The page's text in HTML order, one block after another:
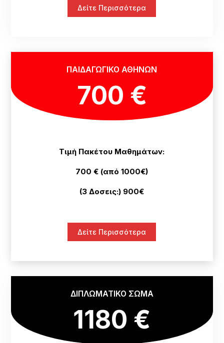
Δείτε Περισσότερα
ΠΑΙΔΑΓΩΓΙΚΟ ΑΘΗΝΩΝ
700 €
Τιμή Πακέτου Μαθημάτων:
700 € (από 1000€)
(3 Δοσεις:) 900€
Δείτε Περισσότερα
ΔΙΠΛΩΜΑΤΙΚΟ ΣΩΜΑ
1180 €